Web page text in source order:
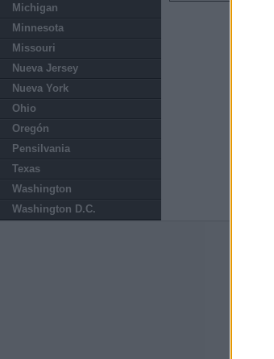
Michigan
Minnesota
Missouri
Nueva Jersey
Nueva York
Ohio
Oregón
Pensilvania
Texas
Washington
Washington D.C.